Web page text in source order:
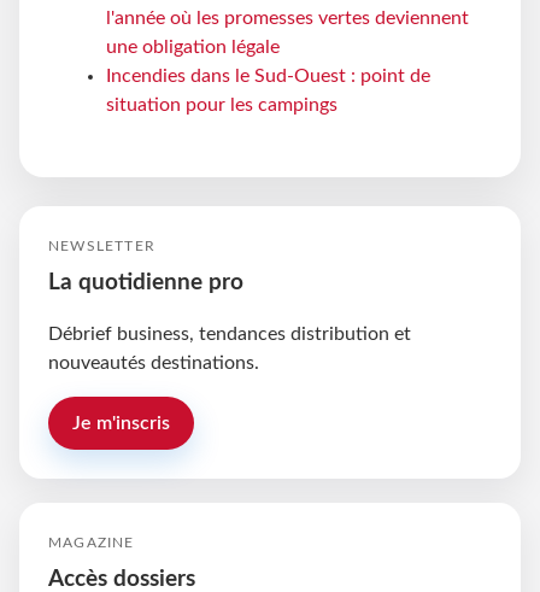
l'année où les promesses vertes deviennent
une obligation légale
Incendies dans le Sud-Ouest : point de
situation pour les campings
NEWSLETTER
La quotidienne pro
Débrief business, tendances distribution et
nouveautés destinations.
Je m'inscris
MAGAZINE
Accès dossiers